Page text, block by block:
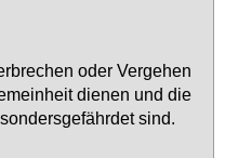
oder Ver­ge­hen
die­nen und die
sind.